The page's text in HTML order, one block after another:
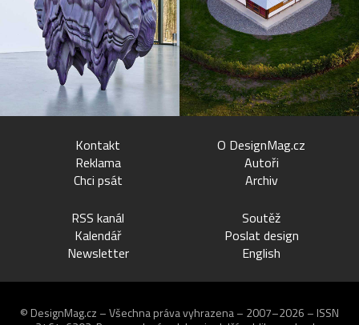
Kontakt
Reklama
Chci psát
O DesignMag.cz
Autoři
Archiv
RSS kanál
Kalendář
Newsletter
Soutěž
Poslat design
English
© DesignMag.cz – Všechna práva vyhrazena – 2007–2026 – ISSN